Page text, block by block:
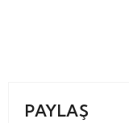
PAYLAŞ